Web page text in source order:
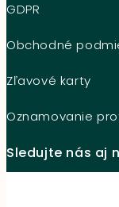
GDPR
Obchodné
Zľavové karty
Oznamovanie
Sledujte nás aj